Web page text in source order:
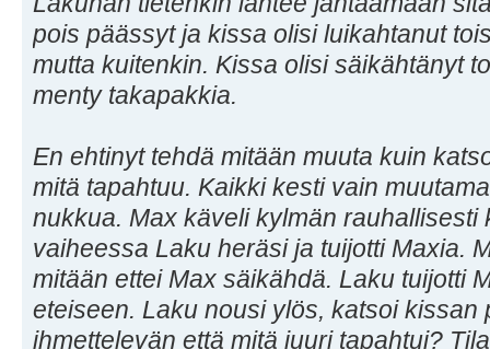
pois päässyt ja kissa olisi luikahtanut
mutta kuitenkin. Kissa olisi säikähtänyt
menty takapakkia.
En ehtinyt tehdä mitään muuta kuin
mitä tapahtuu. Kaikki kesti vain
nukkua. Max käveli kylmän rauhallisesti
vaiheessa Laku heräsi ja tuijotti Maxia.
mitään ettei Max säikähdä. Laku tuijotti
eteiseen. Laku nousi ylös, katsoi kissan
ihmettelevän että mitä juuri tapahtui?